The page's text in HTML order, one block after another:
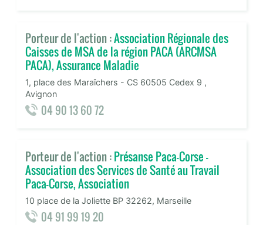
Porteur de l'action :Association Régionale des
Caisses de MSA de la région PACA (ARCMSA
PACA), Assurance Maladie
1, place des Maraîchers - CS 60505 Cedex 9 ,
Avignon
04 90 13 60 72
Porteur de l'action :Présanse Paca-Corse -
Association des Services de Santé au Travail
Paca-Corse, Association
10 place de la Joliette BP 32262, Marseille
04 91 99 19 20